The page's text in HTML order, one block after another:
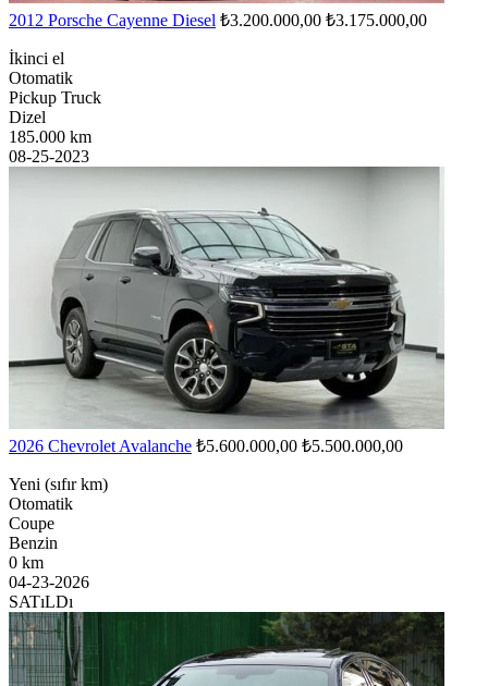
2012 Porsche Cayenne Diesel ₺3.200.000,00 ₺3.175.000,00
İkinci el
Otomatik
Pickup Truck
Dizel
185.000 km
08-25-2023
2026 Chevrolet Avalanche ₺5.600.000,00 ₺5.500.000,00
Yeni (sıfır km)
Otomatik
Coupe
Benzin
0 km
04-23-2026
SATıLDı